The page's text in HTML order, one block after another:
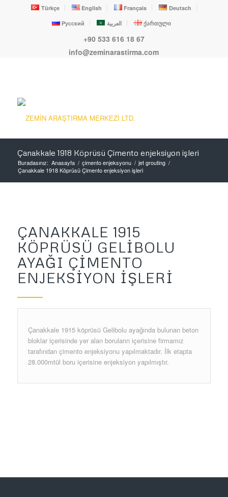
Türkçe English Français
Deutsch
Русский
العربية ქართული
+90 533 616 18 67
info@zeminarastirma.com
Çanakkale 1918 Köprüsü Çimento enjeksiyon işleri
Buradasınız: Anasayfa / çimento enjeksyonu / jet grouting /
Çanakkale 1918 Köprüsü Çimento enjeksiyon işleri
ÇANAKKALE 1915
KÖPRÜSÜ GELIBOLU
AYAĞI ÇIMENTO
ENJEKSIYON IŞLERI
Çanakkale 1915 köprüsü Gelibolu ayağında bulunan beton
bloklar içerisinde yer alan boruların içerisine firmamız
tarafından çimento enjeksiyonu yapılmaktadır. İlk etapta
28.000mtül boru içerisine enjeksiyon yapılmıştır.